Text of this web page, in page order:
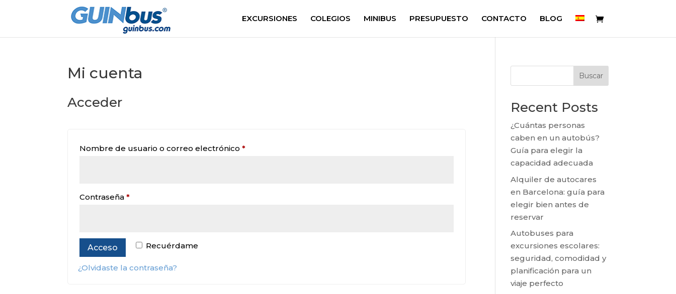
EXCURSIONES COLEGIOS MINIBUS PRESUPUESTO CONTACTO BLOG
Mi cuenta
Acceder
Nombre de usuario o correo electrónico*
Contraseña*
Alternative: Recuérdame
Acceso
¿Olvidaste la contraseña?
Buscar
Recent Posts
¿Cuántas personas
caben en un autobús?
Guía para elegir la
capacidad adecuada
Alquiler de autocares
en Barcelona: guía para
elegir bien antes de
reservar
Autobuses para
excursiones escolares:
seguridad, comodidad y
planificación para un
viaje perfecto